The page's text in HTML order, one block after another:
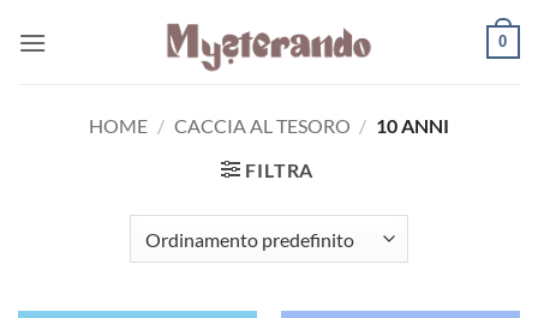
0
HOME / CACCIA AL TESORO / 10 ANNI
FILTRA